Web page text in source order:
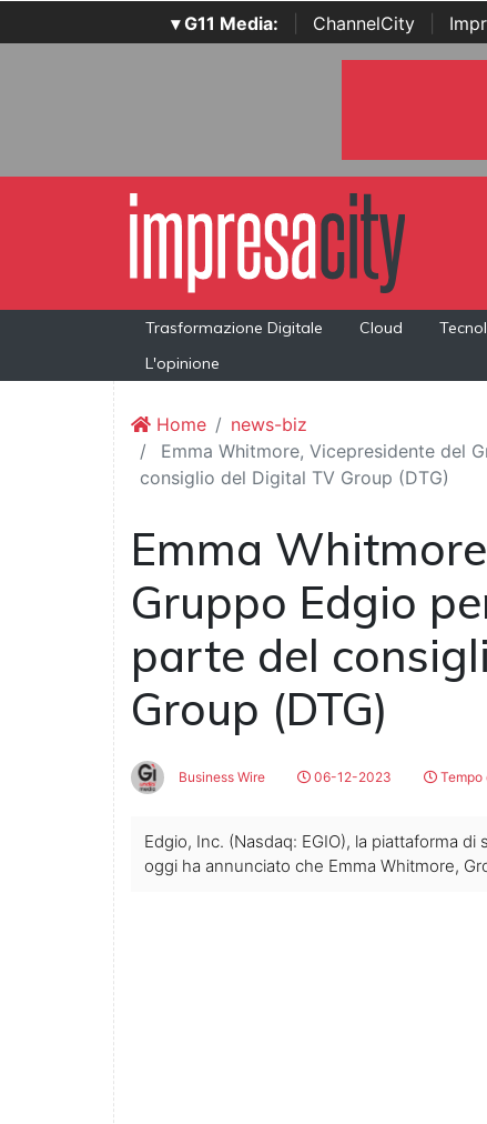
▾ G11 Media: ChannelCity
Trasformazione Digitale Cloud
L'opinione
Home
news-biz
Emma Whitmore, Vicepresidente del
consiglio del Digital TV Group (DTG)
Emma
Gruppo Edgio
parte del
Group (DTG)
Business Wire 06-12-2023 Tempo
Edgio, Inc. (Nasdaq: EGIO), la piattaforma
oggi ha annunciato che Emma Whitmore,